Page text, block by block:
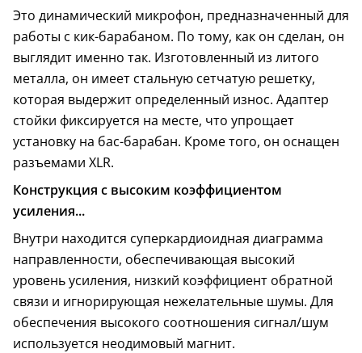
Это динамический микрофон, предназначенный для
работы с кик-барабаном. По тому, как он сделан, он
выглядит именно так. Изготовленный из литого
металла, он имеет стальную сетчатую решетку,
которая выдержит определенный износ. Адаптер
стойки фиксируется на месте, что упрощает
установку на бас-барабан. Кроме того, он оснащен
разъемами XLR.
Конструкция с высоким коэффициентом
усиления...
Внутри находится суперкардиоидная диаграмма
направленности, обеспечивающая высокий
уровень усиления, низкий коэффициент обратной
связи и игнорирующая нежелательные шумы. Для
обеспечения высокого соотношения сигнал/шум
используется неодимовый магнит.